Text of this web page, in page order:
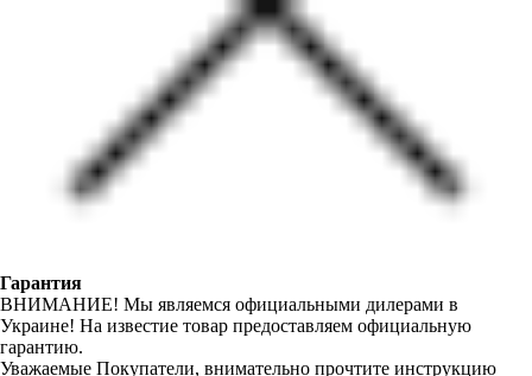
Гарантия
ВНИМАНИЕ! Мы являемся официальными дилерами в
Украине! На известие товар предоставляем официальную
гарантию.
Уважаемые Покупатели, внимательно прочтите инструкцию